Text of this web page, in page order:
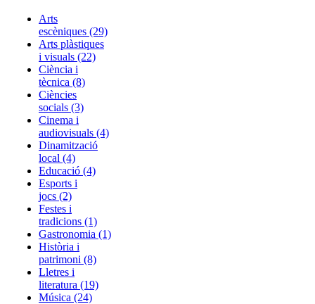
Arts
escèniques (29)
Arts plàstiques
i visuals (22)
Ciència i
tècnica (8)
Ciències
socials (3)
Cinema i
audiovisuals (4)
Dinamització
local (4)
Educació (4)
Esports i
jocs (2)
Festes i
tradicions (1)
Gastronomia (1)
Història i
patrimoni (8)
Lletres i
literatura (19)
Música (24)